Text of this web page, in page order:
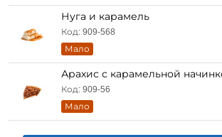
Нуга и карамель
Код: 909-568
Мало
Арахис с карамельной
Код: 909-56
Мало